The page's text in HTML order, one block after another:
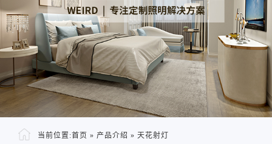
当前位置:首页 » 产品介绍 » 天花射灯